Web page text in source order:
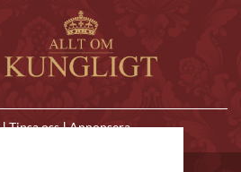
|Tipsa oss|Annonsera